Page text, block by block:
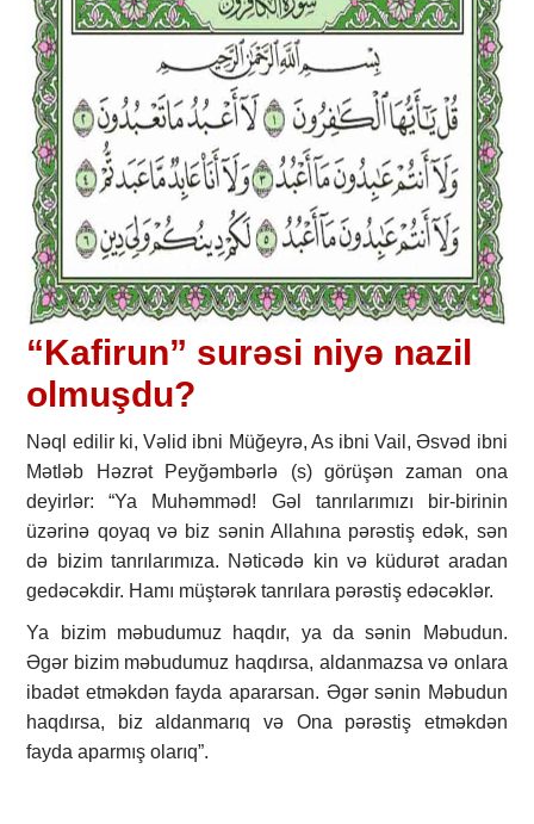
“Kafirun” surəsi niyə nazil
olmuşdu?
Nəql edilir ki, Vəlid ibni Müğeyrə, As ibni Vail, Əsvəd ibni
Mətləb Həzrət Peyğəmbərlə (s) görüşən zaman ona
deyirlər: “Ya Muhəmməd! Gəl tanrılarımızı bir-birinin
üzərinə qoyaq və biz sənin Allahına pərəstiş edək, sən
də bizim tanrılarımıza. Nəticədə kin və küdurət aradan
gedəcəkdir. Hamı müştərək tanrılara pərəstiş edəcəklər.
Ya bizim məbudumuz haqdır, ya da sənin Məbudun.
Əgər bizim məbudumuz haqdırsa, aldanmazsa və onlara
ibadət etməkdən fayda apararsan. Əgər sənin Məbudun
haqdırsa, biz aldanmarıq və Ona pərəstiş etməkdən
fayda aparmış olarıq”.